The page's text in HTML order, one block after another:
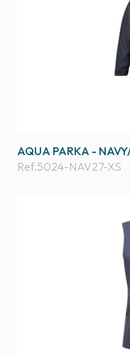
AQUA PARKA -
Ref.5024-NAV27-XS